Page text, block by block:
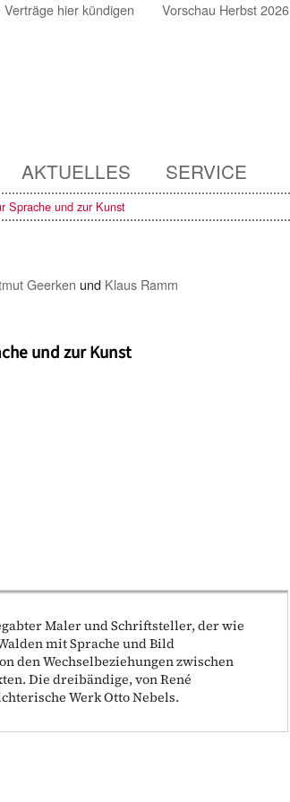
Verträge hier kündigen Vorschau Herbst 2026
AKTUELLES SERVICE
Sprache und zur Kunst
Geerken und Klaus Ramm
und zur Kunst
Maler und Schriftsteller, der wie
mit Sprache und Bild
den Wechselbeziehungen zwischen
Die dreibändige, von René
Werk Otto Nebels.